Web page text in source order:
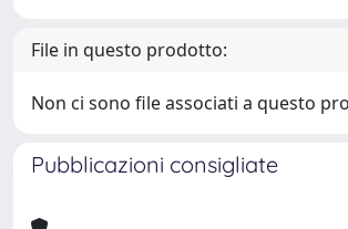
File in questo prodotto:
Non ci sono file associati a questo
Pubblicazioni consigliate